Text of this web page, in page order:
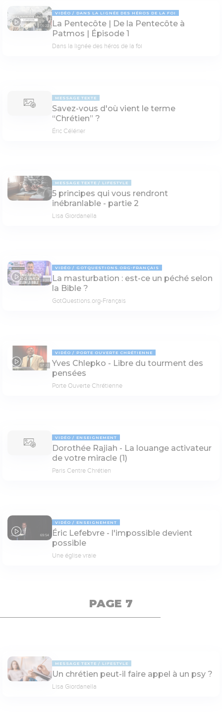
05:22
VIDÉO DANS LA LIGNÉE DES HÉROS DE LA FOI
La Pentecôte | De la Pentecôte à
Patmos | Épisode 1
Dans la lignée des héros de la foi
MESSAGE TEXTE
Savez-vous d'où vient le terme
“Chrétien” ?
Éric Célérier
MESSAGE TEXTE LIFESTYLE
5 principes qui vous rendront
inébranlable - partie 2
Lisa Giordanella
03:20
VIDÉO GOTQUESTIONS.ORG-FRANÇAIS
La masturbation : est-ce un péché selon
la Bible ?
GotQuestions.org-Français
57:22
VIDÉO PORTE OUVERTE CHRÉTIENNE
Yves Chlepko - Libre du tourment des
pensées
Porte Ouverte Chrétienne
VIDÉO ENSEIGNEMENT
Dorothée Rajiah - La louange activateur
de votre miracle (1)
Paris Centre Chrétien
69:54
VIDÉO ENSEIGNEMENT
Éric Lefebvre - l'impossible devient
possible
Une église vraie
PAGE 7
MESSAGE TEXTE LIFESTYLE
Un chrétien peut-il faire appel à un psy ?
Lisa Giordanella